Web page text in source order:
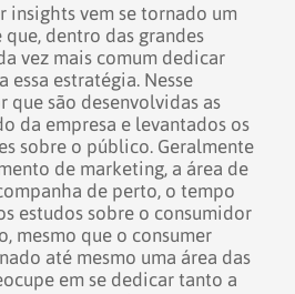
insights vem se tornado um
dentro das grandes
vez mais comum dedicar
essa estratégia. Nesse
que são desenvolvidas as
da empresa e levantados os
sobre o público. Geralmente
de marketing, a área de
de perto, o tempo
estudos sobre o consumidor
mesmo que o consumer
até mesmo uma área das
em se dedicar tanto a